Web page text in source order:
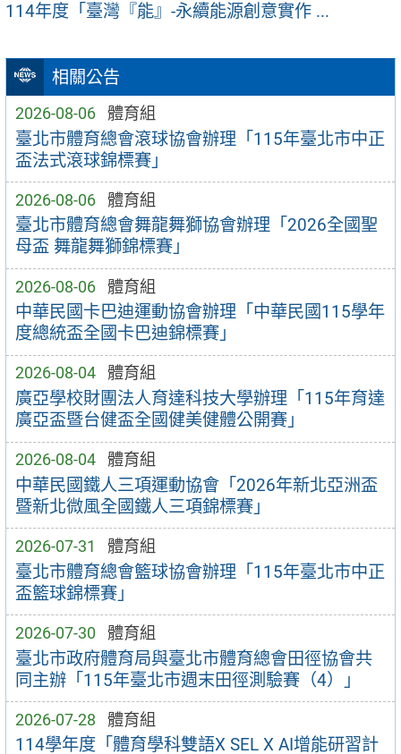
相關公告
2026-08-06 體育組
臺北市體育總會滾球協會辦理「115年臺北市中正
盃法式滾球錦標賽」
2026-08-06 體育組
臺北市體育總會舞龍舞獅協會辦理「2026全國聖
母盃 舞龍舞獅錦標賽」
2026-08-06 體育組
中華民國卡巴迪運動協會辦理「中華民國115學年
度總統盃全國卡巴迪錦標賽」
2026-08-04 體育組
廣亞學校財團法人育達科技大學辦理「115年育達
廣亞盃暨台健盃全國健美健體公開賽」
2026-08-04 體育組
中華民國鐵人三項運動協會「2026年新北亞洲盃
暨新北微風全國鐵人三項錦標賽」
2026-07-31 體育組
臺北市體育總會籃球協會辦理「115年臺北市中正
盃籃球錦標賽」
2026-07-30 體育組
臺北市政府體育局與臺北市體育總會田徑協會共
同主辦「115年臺北市週末田徑測驗賽（4）」
2026-07-28 體育組
114學年度「體育學科雙語X SEL X AI增能研習計
114年度「臺灣『能』-永續能源創意實作 ...